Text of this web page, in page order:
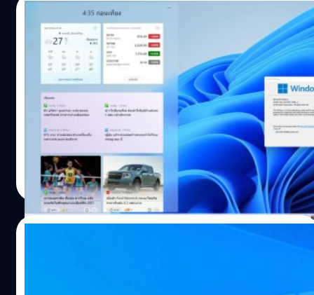
เราก็จะทำการทำสอบให้โดยการลง Windows 10 ของแท้ไว้
ก่อน และทำการรันไฟล์ Setup ติดตั้งเลยโดยไม่ล้างเครื่อง ขึ้น
ว่าสามารถอัปเกรดได้ สามารถอัปเกรดได้ปกติเลย โดนที่
สถานะการ Activate ยังปกติ แต่อย่างไรก็ตามเราก็ได้ทำการ
ทดสอบกับหลาย ๆ เครื่อง…
(Hands-On) แอบเล่น Windows 11 ก่อนเปิด
ตัวอย่างเป็นทางการ ยกโฉมดีไซน์เกือบหมด
พร้อมฟีเจอร์ใหม่
Microsoft เตรียมจะจัดงานเปิดตัว Windows เวอร์ชันใหม่
อย่างเป็นทางการวันที่ 24 มิถุนายนนี้ ซึ่งก็มีการออกมาใบ้ต่าง
ๆ นานาว่าอาจจะเป็น Windows 11 ซึ่งยังไม่ทันไร ล่าสุดก็มี
ไฟล์เวอร์ชันเต็มของ Windows 11 ที่ทาง Microsoft เตรียมจะ
เปิดตัวหลุดออกมาก่อนแล้ว
ชาคริต ทองสัมฤทธิ์ | 1877 days ago
Read More